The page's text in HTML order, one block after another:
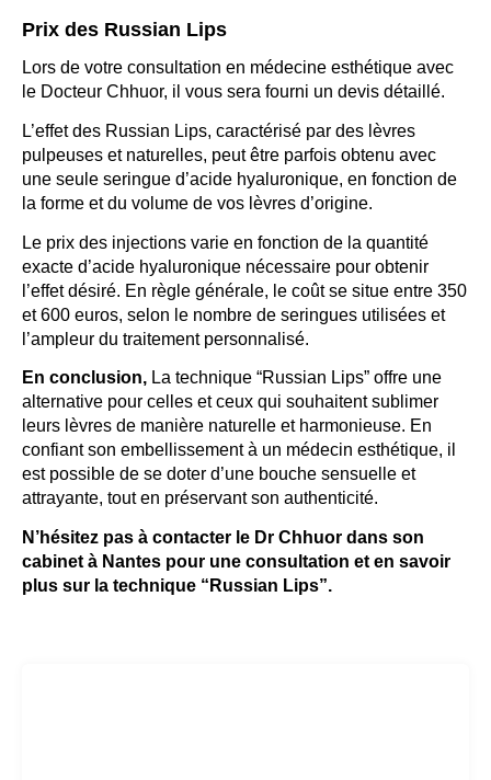
Prix des Russian Lips
Lors de votre consultation en médecine esthétique avec
le Docteur Chhuor, il vous sera fourni un devis détaillé.
L’effet des Russian Lips, caractérisé par des lèvres
pulpeuses et naturelles, peut être parfois obtenu avec
une seule seringue d’acide hyaluronique, en fonction de
la forme et du volume de vos lèvres d’origine.
Le prix des injections varie en fonction de la quantité
exacte d’acide hyaluronique nécessaire pour obtenir
l’effet désiré. En règle générale, le coût se situe entre 350
et 600 euros, selon le nombre de seringues utilisées et
l’ampleur du traitement personnalisé.
En conclusion, La technique “Russian Lips” offre une
alternative pour celles et ceux qui souhaitent sublimer
leurs lèvres de manière naturelle et harmonieuse. En
confiant son embellissement à un médecin esthétique, il
est possible de se doter d’une bouche sensuelle et
attrayante, tout en préservant son authenticité.
N’hésitez pas à contacter le Dr Chhuor dans son
cabinet à Nantes pour une consultation et en savoir
plus sur la technique “Russian Lips”.